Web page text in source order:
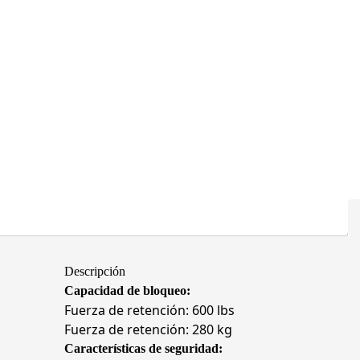
Descripción
Capacidad de bloqueo:
Fuerza de retención: 600 lbs
Fuerza de retención: 280 kg
Características de seguridad: